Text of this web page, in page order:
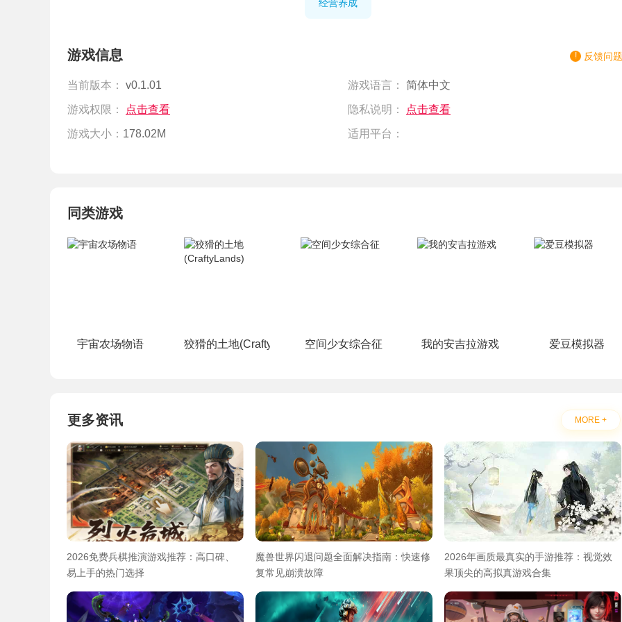
经营养成
游戏信息 反馈问题
当前版本： v0.1.01 游戏语言： 简体中文
游戏权限： 点击查看 隐私说明： 点击查看
游戏大小： 178.02M 适用平台：
同类游戏
宇宙农场物语 狡猾的土地(CraftyLands)空间少女综合征 我的安吉拉游戏 爱豆模拟器
更多资讯 MORE +
2026免费兵棋推演游戏推荐：高口碑、
易上手的热门选择
魔兽世界闪退问题全面解决指南：快速修
复常见崩溃故障
2026年画质最真实的手游推荐：视觉效
果顶尖的高拟真游戏合集